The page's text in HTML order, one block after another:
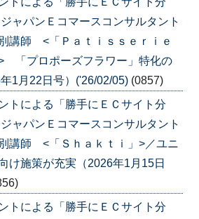
ャパンＥコマースコンサルタント
講師 <「Ｐａｔｉｓｓｅｒｉｅ
「プロポーズフラワー」特化の
1月22日号）('26/02/05) (0857)
トによる「勝手にＥＣサイト分
ャパンＥコマースコンサルタント
講師 <「Ｓｈａｋｔｉ」>／ユニ
け施策が充実（2026年1月15日
トによる「勝手にＥＣサイト分